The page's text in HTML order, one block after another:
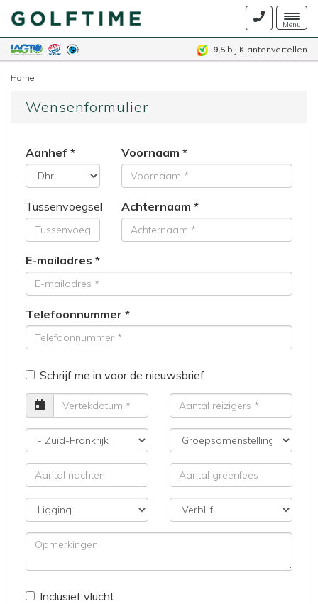
Menu
9,5 bij Klantenvertellen
Home
Wensenformulier
Aanhef Voornaam
Tussenvoegsel Achternaam
E-mailadres
Telefoonnummer
Schrijf me in voor de nieuwsbrief
Vertrekdatum
Aantal
reizigers
Bestemming
Groepsamenstelling
Aantal
nachten
Aantal
greenfees
Ligging
Verblijf
Opmerkingen
Inclusief vlucht